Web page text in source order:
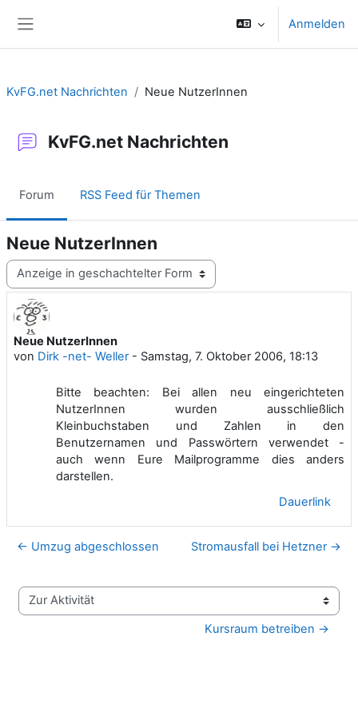
Anmelden
KvFG.net Nachrichten Neue NutzerInnen
KvFG.net Nachrichten
Forum RSS Feed für Themen
Neue NutzerInnen
Anzeigemodus
Neue NutzerInnen
von Dirk -net- Weller- Samstag, 7. Oktober 2006, 18:13
Anzahl Antworten: 0
Bitte beachten: Bei allen neu eingerichteten
NutzerInnen wurden ausschließlich
Kleinbuchstaben und Zahlen in den
Benutzernamen und Passwörtern verwendet -
auch wenn Eure Mailprogramme dies anders
darstellen.
Dauerlink
← Umzug abgeschlossen Stromausfall bei Hetzner →
Zur Aktivität
Kursraum betreiben →